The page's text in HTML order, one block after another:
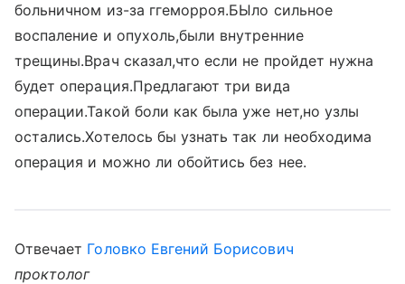
больничном из-за ггеморроя.БЫло сильное
воспаление и опухоль,были внутренние
трещины.Врач сказал,что если не пройдет нужна
будет операция.Предлагают три вида
операции.Такой боли как была уже нет,но узлы
остались.Хотелось бы узнать так ли необходима
операция и можно ли обойтись без нее.
Отвечает Головко Евгений Борисович
проктолог